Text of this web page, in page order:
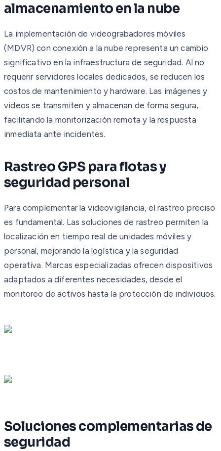
almacenamiento en la nube
La implementación de videograbadores móviles
(MDVR) con conexión a la nube representa un cambio
significativo en la infraestructura de seguridad. Al no
requerir servidores locales dedicados, se reducen los
costos de mantenimiento y hardware. Las imágenes y
videos se transmiten y almacenan de forma segura,
facilitando la monitorización remota y la respuesta
inmediata ante incidentes.
Rastreo GPS para flotas y
seguridad personal
Para complementar la videovigilancia, el rastreo preciso
es fundamental. Las soluciones de rastreo permiten la
localización en tiempo real de unidades móviles y
personal, mejorando la logística y la seguridad
operativa. Marcas especializadas ofrecen dispositivos
adaptados a diferentes necesidades, desde el
monitoreo de activos hasta la protección de individuos.
Soluciones complementarias de
seguridad